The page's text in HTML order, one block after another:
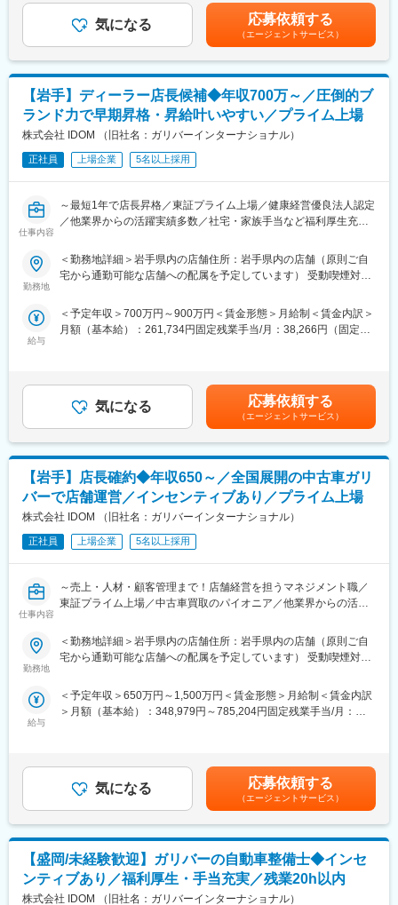
ンで成長！
東北と北関東に400店舗のドラッグストアを展開している当社。
1978年創業で、東北では数少ない、東証プライム市場に上場して
その成長の原動力となっているのが、同業他社を圧倒するほどの
出店スピード。しかも、都市部中心に出店するのではなく、郊外
エリアへ重点的に店舗を出し、「消費者の生活の一部を担うドラ
ッグストアを目指す」ところも特徴的です。
他社が出店しない地域へ店舗を出店することで生活のインフラと
して地域のお客様を支えています。
◇お客様への提案商談（自動車の販売、買取、その他サービスの
提案）
◇自動車の査定業務
◇来店集客活動（ウェブサイトへの情報登録、店舗ブログの更新
など）
◇展示車両の配置設計
◇その他店舗運営業務など
※福利厚生や社員のモチベーション向上に繋がる仕組みが豊富な環
境です。
などのイベントにもすべて参加OK！有給休暇も計画的にとれま
す。
《フルタイム並の高収入》
初年度の想定年収は385万円～！成果に応じてインセンティブを
《時短のままキャリアアップ》
・店長、支店長、事業部長へ
・社内公募制度で営業企画、人事、事業企画、新規事業・海外事
業担当など、営業職以外のキャリアを選択
■表彰実績多数：
◎「健康経営優良法人2025（大規模法人部門）」認定
◎「働きがいのある会社（従業員1000名以上部門）」7年連続選
出
評価制度に関しては営業能力等級評価とインセンティブ評価の2種
定。
◇インセンティブ評価：4ヶ月平均値の実績に応じて決定。自身の
す。
買取実績、中古車販売実績共に業界トップクラスの会社です。
https://idom-inc.com/recruit/career-sales/
年収例：年収499万円：月給28万円＋インセンティブ＋賞与＋子
供手当年収427万円：月給28万円＋インセンティブ＋賞与＋子供
手当賃金はあくまでも目安の金額であり、選考を通じて上下する
可能性があります。月給(月額)は固定手当を含めた表記です。
気になる 応募依頼する
（エージェントサービス）
【岩手】ディーラー店長候補◆年収700万～／圧倒的ブ
ランド力で早期昇格・昇給叶いやすい／プライム上場
株式会社 IDOM （旧社名：ガリバーインターナショナル）
正社員 上場企業 5名以上採用
仕事内容
～最短1年で店長昇格／東証プライム上場／健康経営優良法人認定
／他業界からの活躍実績多数／社宅・家族手当など福利厚生充実
全国に約460店舗展開するガリバー店舗にて、お車の提案営業
りを与えるスマートカーライフ（コト）の考えのもと、最適な1台
をご提案します。
これまでの営業販売経験を活かし、店長候補としてご来店された
お客様との商談を中心に幅広く行っていただきます。
その後は年2回開催しているライセンステスト（店長資格試験）で
店長を目指していただきます。最短半年～1年、平均1年半で店長
に昇格しています！
■業務詳細：
・お客様との提案商談（自動車の販売、買取、その他サービスの
ご提案）
・自動車の査定業務
・展示車両の配置設計など
1店舗あたり約6名程度、一部10名以上の社員がいる大型店舗もあ
ります。
（1）スピード昇給・昇格が可能：
定性・定量の両面で評価基準を明確化。
・34歳／ストアマネージャー／年収945万円／月給60万円＋イン
セン
・38歳／エリアマネージャー／年収1042万円／月給61.5万円＋イ
ンセン
（2）働き方改善に取り組んでおり、制度や実績が豊富です：
・家賃補助、社宅制度、子供手当など充実の福利厚生
・健康経営優良法人への認定実績あり
・PCログで残業時間管理（平均残業時間15.24h/月）
勤務地
＜勤務地詳細＞岩手県内の店舗住所：岩手県内の店舗（原則ご自
宅から通勤可能な店舗への配属を予定しています） 受動喫煙対
給与
＜予定年収＞700万円～900万円＜賃金形態＞月給制＜賃金内訳＞
月額（基本給）：261,734円固定残業手当/月：38,266円（固定残
定で30万円提示ですが、別途、インセンティブおよび各種手当の
支給により、年収は個人の実績に応じて変動します。■賞与：年2
回（6月・12月）・別途インセンティブ、手当あり賃金はあくま
でも目安の金額であり、選考を通じて上下する可能性がありま
す。月給(月額)は固定手当を含めた表記です。
気になる 応募依頼する
（エージェントサービス）
【岩手】店長確約◆年収650～／全国展開の中古車ガリ
バーで店舗運営／インセンティブあり／プライム上場
株式会社 IDOM （旧社名：ガリバーインターナショナル）
正社員 上場企業 5名以上採用
仕事内容
～売上・人材・顧客管理まで！店舗経営を担うマネジメント職／
東証プライム上場／中古車買取のパイオニア／他業界からの活躍
日～
店舗の売り上げ、在庫、顧客、スタッフの管理を主に、地域に根
付いた”まちのクルマ屋”を創造していただき、ひとりでも多くのお
経営面での志向をお持ちいただき、チームビルドやピープルマネ
ジメントでチームの輪を軸に最適で快適な店舗を自ら創っていた
だくお仕事です！
これまでのマネジメント経験、営業実績経験を活かし、管理職
（店長）として、店舗の売り上げ管理、スタッフのマネジメント
業務を中心に幅広く行っていただきます。
※入社後半年～1年の間に店長としてお任せする店舗を選定し実際
に店長業務についていただきます
勤務地
＜勤務地詳細＞岩手県内の店舗住所：岩手県内の店舗（原則ご自
宅から通勤可能な店舗への配属を予定しています） 受動喫煙対
給与
＜予定年収＞650万円～1,500万円＜賃金形態＞月給制＜賃金内訳
＞月額（基本給）：348,979円～785,204円固定残業手当/月：
固定みなし残業代は残業がない場合も支給。※一定期間経過より能
力評価が反映され変動。※初年度一時金50万確約※インセンティブ
の支給タイミングは年3回（2月・6月・10月）■賞与：年2回（6月
／12月）※2023年実績平均3ヶ分／初年度は在籍係数がかかる。賃
金はあくまでも目安の金額であり、選考を通じて上下する可能性
があります。月給(月額)は固定手当を含めた表記です。
気になる 応募依頼する
（エージェントサービス）
【盛岡/未経験歓迎】ガリバーの自動車整備士◆インセ
ンティブあり／福利厚生・手当充実／残業20h以内
株式会社 IDOM （旧社名：ガリバーインターナショナル）